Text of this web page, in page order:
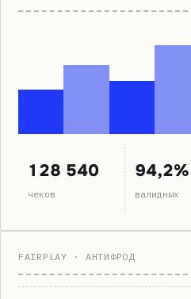
128 540
чеков
94,2%
валидных
FAIRPLAY · АНТИФРОД